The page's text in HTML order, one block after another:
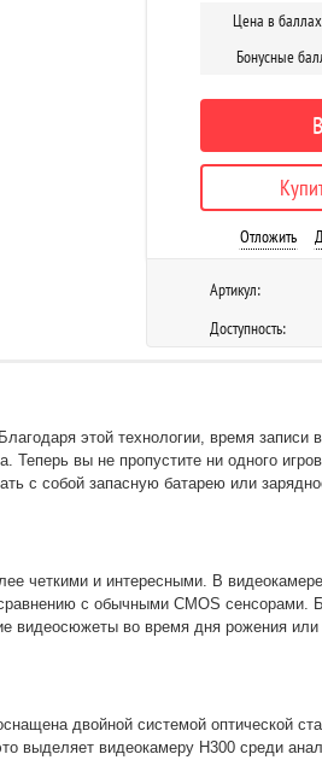
Цена в
Бонусные
Отложить
Артикул:
Доступность:
этой технологии, время записи
вы не пропустите ни одного
с собой запасную батарею или
четкими и интересными. В
с обычными CMOS сенсорами.
видеосюжеты во время дня рожения или
двойной системой оптической
выделяет видеокамеру Н300 среди